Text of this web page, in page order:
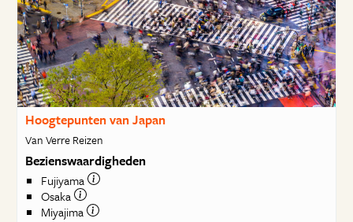
Hoogtepunten van Japan
Van Verre Reizen
Bezienswaardigheden
Fujiyama
Osaka
Miyajima